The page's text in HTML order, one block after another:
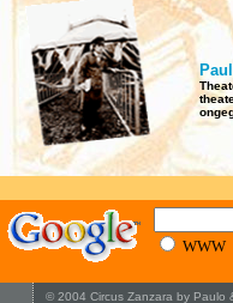
WWW
© 2004 Circus Zanzara by Paulo